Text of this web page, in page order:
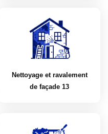
Nettoyage et ravalement
de façade 13